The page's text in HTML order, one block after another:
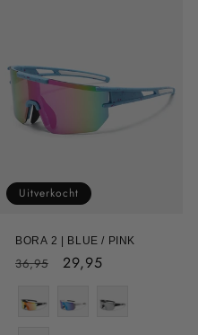
Uitverkocht
BORA 2 | BLUE / PINK
Normale
36,95 Aanbiedingsprijs
29,95